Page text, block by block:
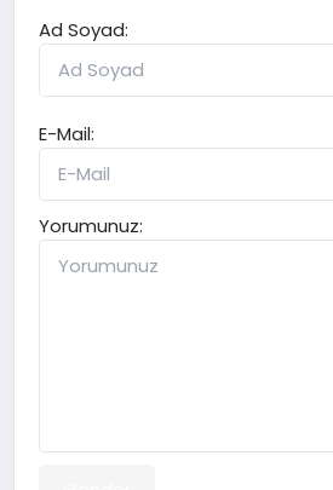
Ad Soyad:
E-Mail:
Yorumunuz: